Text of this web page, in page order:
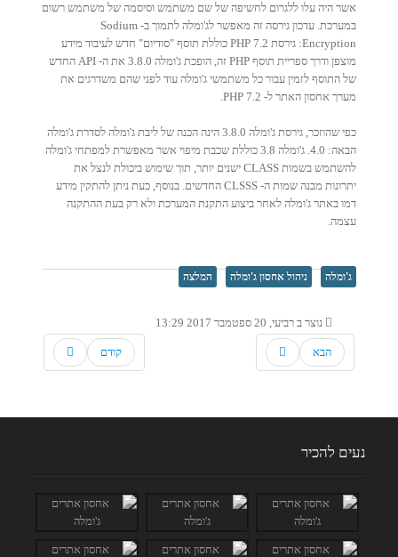
אשר היה עלו ללגרום לחשיפה של שם משתמש וסיסמה של משתמש רשום
במערכת. עדכון גירסה זה מאפשר לג'ומלה לתמוך ב- Sodium
Encryption: גירסת PHP 7.2 כוללת תוסף "סודיום" חדש לעיבוד מידע
מוצפן ודרך ספריית תוסף PHP זה, הופכת ג'ומלה 3.8.0 את ה- API החדש
של התוסף לזמין עבור כל משתמשי ג'ומלה עוד לפני שהם משדרגים את
מערך אחסון האתר ל- PHP 7.2.
כפי שהוזכר, גירסת ג'ומלה 3.8.0 הינה הכנה של ליבת ג'ומלה לסדרת ג'ומלה
הבאה: 4.0. ג'ומלה 3.8 כוללת שכבת מיפוי אשר מאפשרת למפתחי ג'ומלה
להשתמש בשמות CLASS ישנים יותר, תוך שימוש ביכולת לנצל את
יתרונות מבנה שמות ה- CLSSS החדשים. בנוסף, כעת ניתן להתקין מידע
דמו באתר ג'ומלה לאחר ביצוע התקנת המערכת ולא רק בעת ההתקנה
עצמה.
ג'ומלה ניהול אחסון ג'ומלה המלצה
נוצר ב רביעי, 20 ספטמבר 2017 13:29
קודם הבא
נעים להכיר